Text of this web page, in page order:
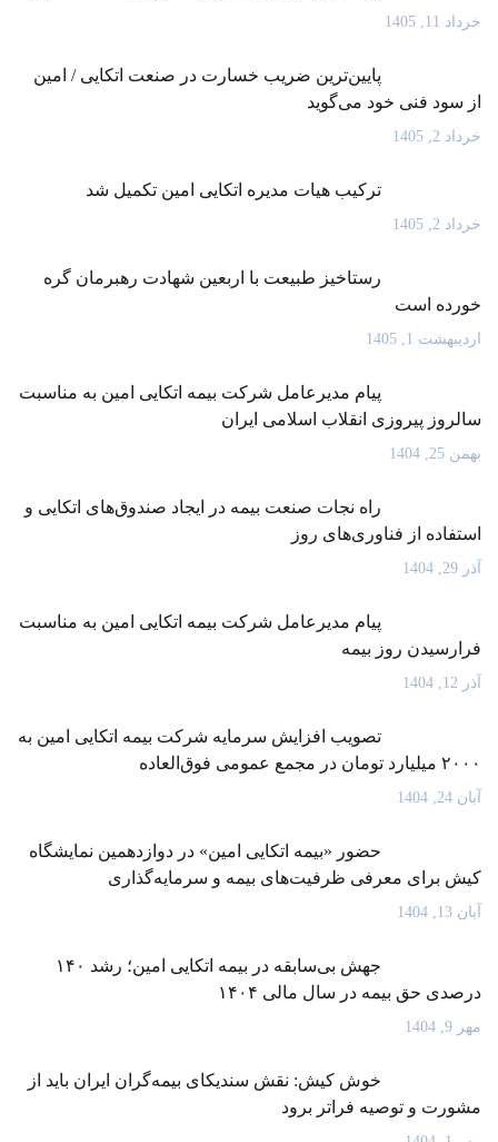
خرداد 11, 1405
پایین‌ترین ضریب خسارت در صنعت اتکایی / امین
از سود فنی خود می‌گوید
خرداد 2, 1405
ترکیب هیات مدیره اتکایی امین تکمیل شد
خرداد 2, 1405
رستاخیز طبیعت با اربعین شهادت رهبرمان گره
خورده است
اردیبهشت 1, 1405
پیام مدیرعامل شرکت بیمه اتکایی امین به مناسبت
سالروز پیروزی انقلاب اسلامی ایران
بهمن 25, 1404
راه نجات صنعت بیمه در ایجاد صندوق‌های اتکایی و
استفاده از فناوری‌های روز
آذر 29, 1404
پیام مدیرعامل شرکت بیمه اتکایی امین به مناسبت
فرارسیدن روز بیمه
آذر 12, 1404
تصویب افزایش سرمایه شرکت بیمه اتکایی امین به
۲۰۰۰ میلیارد تومان در مجمع عمومی فوق‌العاده
آبان 24, 1404
حضور «بیمه اتکایی امین» در دوازدهمین نمایشگاه
کیش برای معرفی ظرفیت‌های بیمه و سرمایه‌گذاری
آبان 13, 1404
جهش بی‌سابقه در بیمه اتکایی امین؛ رشد ۱۴۰
درصدی حق بیمه در سال مالی ۱۴۰۴
مهر 9, 1404
خوش کیش: نقش سندیکای بیمه‌گران ایران باید از
مشورت و توصیه فراتر برود